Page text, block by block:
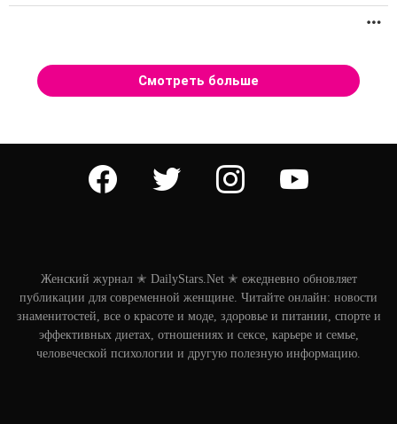
Смотреть больше
facebook twitter instagram
Женский журнал ✭ DailyStars.Net ✭ ежедневно обновляет
публикации для современной женщине. Читайте онлайн: новости
знаменитостей, все о красоте и моде, здоровье и питании, спорте и
эффективных диетах, отношениях и сексе, карьере и семье,
человеческой психологии и другую полезную информацию.